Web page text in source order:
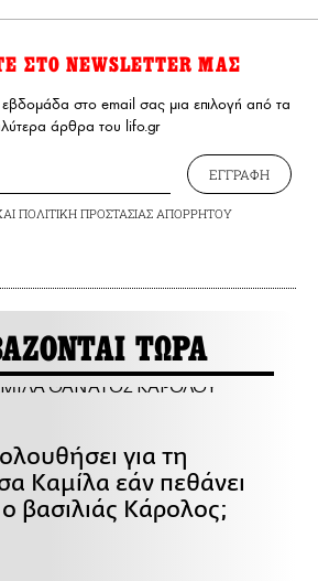
ΣΤΟ NEWSLETTER ΜΑΣ
εβδομάδα στο email σας μια επιλογή από τα
άρθρα του lifo.gr
ΕΓΓΡΑΦΗ
ΠΟΛΙΤΙΚΗ ΠΡΟΣΤΑΣΙΑΣ ΑΠΟΡΡΗΤΟΥ
ΤΩΡΑ
για τη
Καμίλα εάν πεθάνει
βασιλιάς Κάρολος;